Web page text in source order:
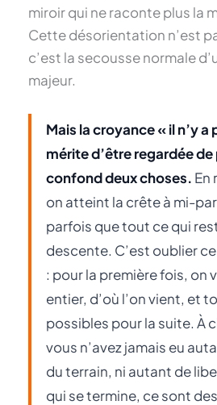
miroir qui ne raconte plus la
Cette désorientation n’est
c’est la secousse normale
majeur.
Mais la croyance « il n’y a
mérite d’être regardée de
confond deux choses. En
on atteint la crête à mi-
parfois que tout ce qui
descente. C’est oublier
: pour la première fois, on
entier, d’où l’on vient, et
possibles pour la suite. À
vous n’avez jamais eu
du terrain, ni autant de
qui se termine, ce sont